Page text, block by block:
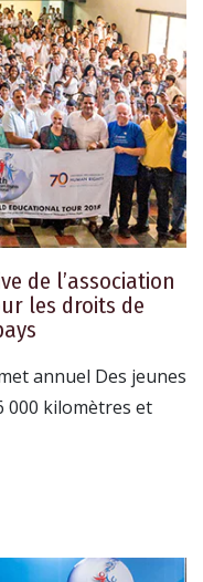
de l’association
les droits de
annuel Des jeunes
000 kilomètres et